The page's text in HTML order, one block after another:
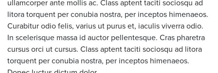
ullamcorper ante mollis ac. Class aptent taciti sociosqu ad
litora torquent per conubia nostra, per inceptos himenaeos.
Curabitur odio felis, varius ut purus et, iaculis viverra odio.
In scelerisque massa id auctor pellentesque. Cras pharetra
cursus orci ut cursus. Class aptent taciti sociosqu ad litora
torquent per conubia nostra, per inceptos himenaeos.